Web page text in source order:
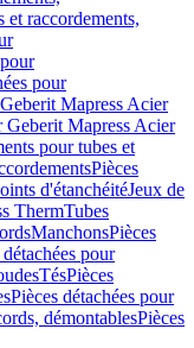
et raccordements,
pour
Mapress Acier
Geberit Mapress Acier
pour tubes et
Pièces
d'étanchéitéJeux de
ThermTubes
ManchonsPièces
pour
TésPièces
Pièces détachées pour
démontablesPièces